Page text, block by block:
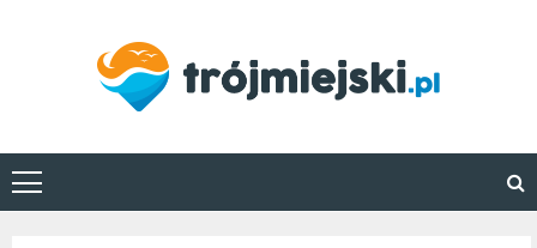
trojmiejski.pl